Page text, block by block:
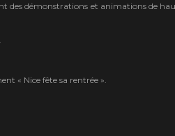
des démonstrations et animations de
« Nice fête sa rentrée ».